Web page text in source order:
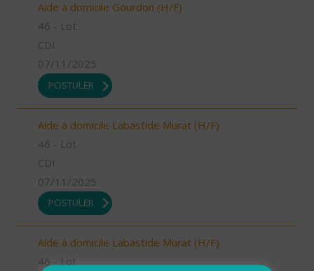
Aide à domicile Gourdon (H/F)
46 - Lot
CDI
07/11/2025
POSTULER
Aide à domicile Labastide Murat (H/F)
46 - Lot
CDI
07/11/2025
POSTULER
Aide à domicile Labastide Murat (H/F)
46 - Lot